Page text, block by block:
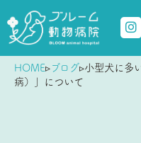
HOME▹ ブログ▹小型犬に多
病）」について